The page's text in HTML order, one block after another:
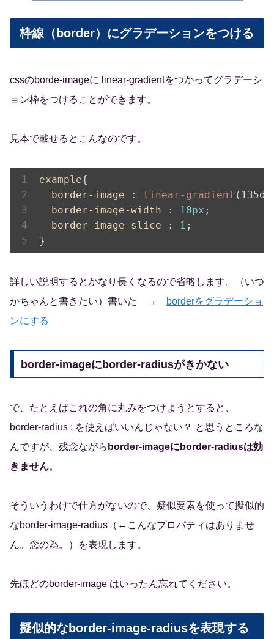
枠線（border）にグラデーションをつける
cssのborde-imageに linear-gradientをつかってグラデーシ
ョン枠をつけることができます。
見本で載せるとこんなのです。
example{
border-image
: linear-gradient
border-image-width
: 10px ;
border-image-slice
: 1 ;
}
詳しい説明するとかなり長くなるので省略します。（いつ
かちゃんと書きたい）書いた →
borderをグラデーショ
ンにする
border-imageにborder-radiusがきかない
で、たとえばこれの角に丸みをつけようとすると、
border-radius : を使えばいいんじゃない？ と思うところな
んですが、残念ながら border-imageにborder-radiusは効
きません。
そういうわけで仕方がないので、疑似要素を使って擬似的
なborder-image-radius（←こんなプロパティはありませ
ん。念の為。）を表現します。
先ほどのborder-image はいったん忘れてください。
擬似的なborder-image-radiusを表現する